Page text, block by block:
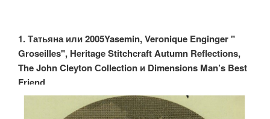
1. Татьяна или 2005Yasemin, Veronique Enginger "
Groseilles", Heritage Stitchcraft Autumn Reflections,
The John Cleyton Сollection и Dimensions Man’s Best
Friend